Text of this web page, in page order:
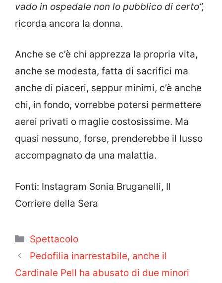
vado in ospedale non lo pubblico di certo”,
ricorda ancora la donna.
Anche se c’è chi apprezza la propria vita,
anche se modesta, fatta di sacrifici ma
anche di piaceri, seppur minimi, c’è anche
chi, in fondo, vorrebbe potersi permettere
aerei privati o maglie costosissime. Ma
quasi nessuno, forse, prenderebbe il lusso
accompagnato da una malattia.
Fonti: Instagram Sonia Bruganelli, Il
Corriere della Sera
Categorie
Spettacolo
Pedofilia inarrestabile, anche il
Cardinale Pell ha abusato di due minori